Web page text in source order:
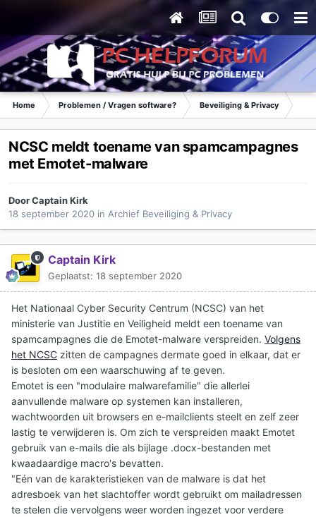
Home Problemen / Vragen software? Beveiliging & Privacy
NCSC meldt toename van spamcampagnes
met Emotet-malware
DoorCaptain Kirk
18 september 2020 in Archief Beveiliging & Privacy
Captain Kirk
Geplaatst: 18 september 2020
Het Nationaal Cyber Security Centrum (NCSC) van het
ministerie van Justitie en Veiligheid meldt een toename van
spamcampagnes die de Emotet-malware verspreiden. Volgens
het NCSC zitten de campagnes dermate goed in elkaar, dat er
is besloten om een waarschuwing af te geven.
Emotet is een "modulaire malwarefamilie" die allerlei
aanvullende malware op systemen kan installeren,
wachtwoorden uit browsers en e-mailclients steelt en zelf zeer
lastig te verwijderen is. Om zich te verspreiden maakt Emotet
gebruik van e-mails die als bijlage .docx-bestanden met
kwaadaardige macro's bevatten.
"Eén van de karakteristieken van de malware is dat het
adresboek van het slachtoffer wordt gebruikt om mailadressen
te stelen die vervolgens weer worden ingezet voor verdere